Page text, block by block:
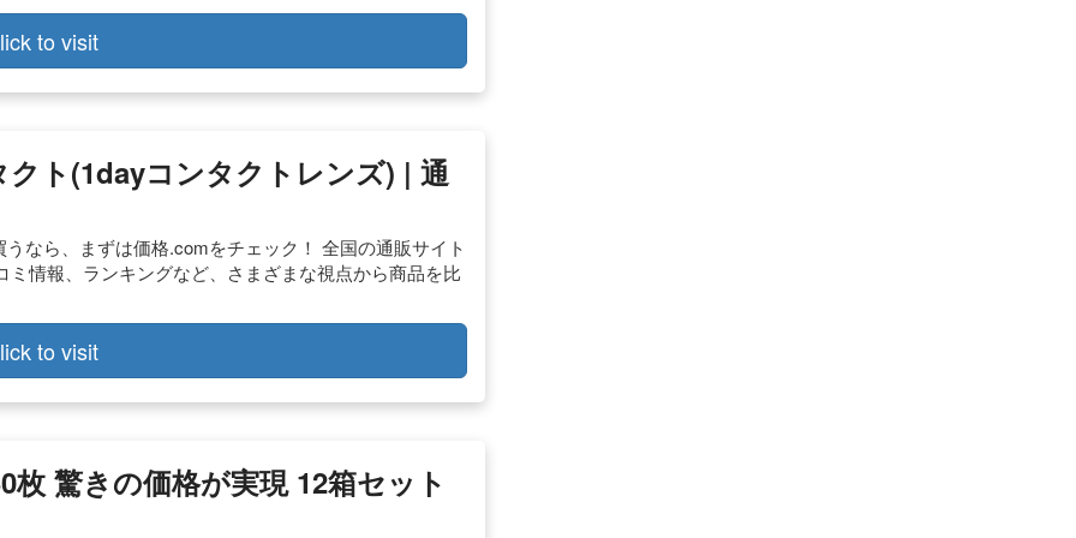
to visit
ト(1dayコンタクトレンズ) | 通
なら、まずは価格.comをチェック！ 全国の通販サイト
情報、ランキングなど、さまざまな視点から商品を比
to visit
驚きの価格が実現 12箱セット